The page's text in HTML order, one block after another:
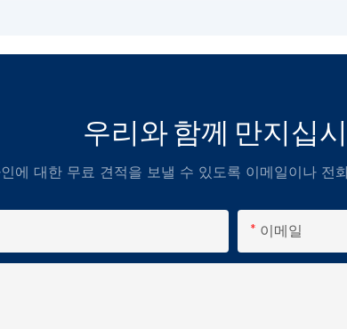
우리와 함께 만지십
에 대한 무료 견적을 보낼 수 있도록 이메일이나 전
이메일